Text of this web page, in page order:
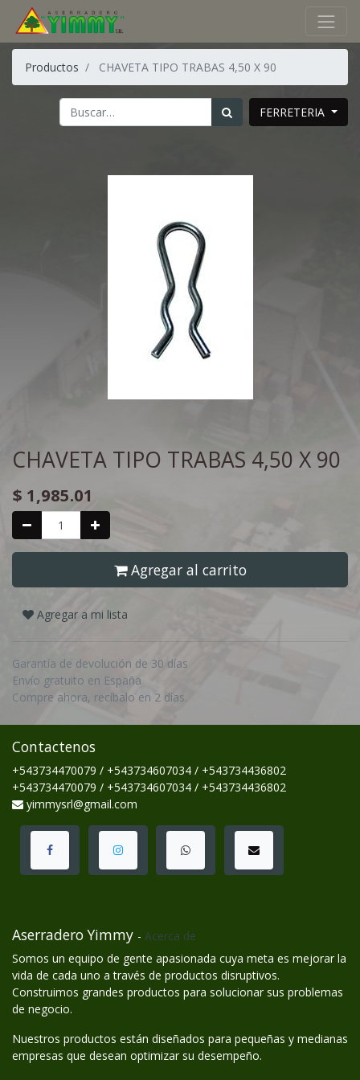
Productos CHAVETA TIPO TRABAS 4,50 X 90
FERRETERIA
CHAVETA TIPO TRABAS 4,50 X 90
$ 1,985.01
Agregar al carrito
Agregar a mi lista
Garantía de devolución de 30 días
Envío gratuito en España
Compre ahora, recíbalo en 2 días.
Contactenos
+543734470079 / +543734607034 / +543734436802
+543734470079 / +543734607034 / +543734436802
yimmysrl@gmail.com
Aserradero Yimmy - Acerca de
Somos un equipo de gente apasionada cuya meta es mejorar la
vida de cada uno a través de productos disruptivos.
Construimos grandes productos para solucionar sus problemas
de negocio.
Nuestros productos están diseñados para pequeñas y medianas
empresas que desean optimizar su desempeño.